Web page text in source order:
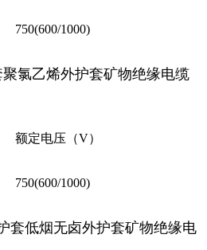
750(600/1000)
氯乙烯外护套矿物绝缘电缆
额定电压（V）
750(600/1000)
套低烟无卤外护套矿物绝缘电